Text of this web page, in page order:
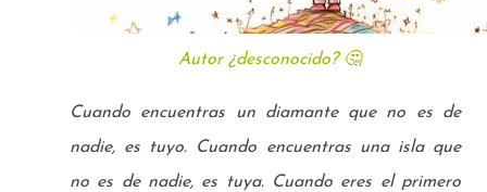
Autor ¿desconocido? 🤔
Cuando encuentras un diamante que no es de
nadie, es tuyo. Cuando encuentras una isla que
no es de nadie, es tuya. Cuando eres el primero